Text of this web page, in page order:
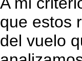
que estos
del vuelo